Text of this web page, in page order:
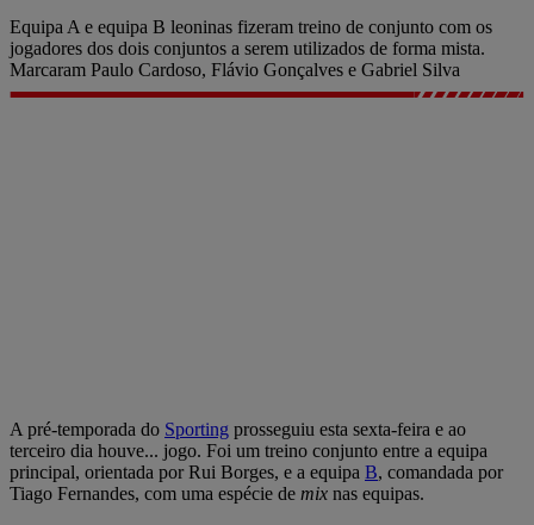
Equipa A e equipa B leoninas fizeram treino de conjunto com os
jogadores dos dois conjuntos a serem utilizados de forma mista.
Marcaram Paulo Cardoso, Flávio Gonçalves e Gabriel Silva
A pré-temporada do Sporting prosseguiu esta sexta-feira e ao
terceiro dia houve... jogo. Foi um treino conjunto entre a equipa
principal, orientada por Rui Borges, e a equipa B, comandada por
Tiago Fernandes, com uma espécie de mix nas equipas.